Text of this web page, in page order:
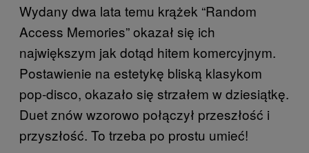
Wydany dwa lata temu krążek “Random
Access Memories” okazał się ich
największym jak dotąd hitem komercyjnym.
Postawienie na estetykę bliską klasykom
pop-disco, okazało się strzałem w dziesiątkę.
Duet znów wzorowo połączył przeszłość i
przyszłość. To trzeba po prostu umieć!